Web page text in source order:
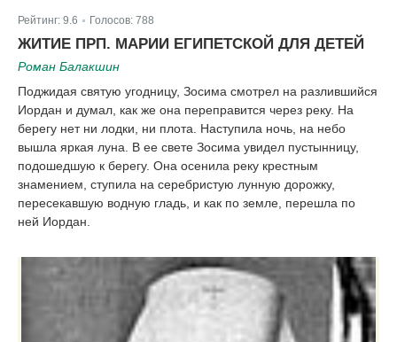
Рейтинг: 9.6 Голосов: 788
ЖИТИЕ ПРП. МАРИИ ЕГИПЕТСКОЙ ДЛЯ ДЕТЕЙ
Роман Балакшин
Поджидая святую угодницу, Зосима смотрел на разлившийся
Иордан и думал, как же она переправится через реку. На
берегу нет ни лодки, ни плота. Наступила ночь, на небо
вышла яркая луна. В ее свете Зосима увидел пустынницу,
подошедшую к берегу. Она осенила реку крестным
знамением, ступила на серебристую лунную дорожку,
пересекавшую водную гладь, и как по земле, перешла по
ней Иордан.